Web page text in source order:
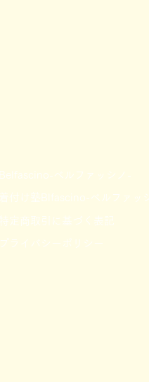
Belfascino-ベルファッシノ-
着付け塾Blfascino-ベルファッ
特定商取引に基づく表記
プライバシーポリシー